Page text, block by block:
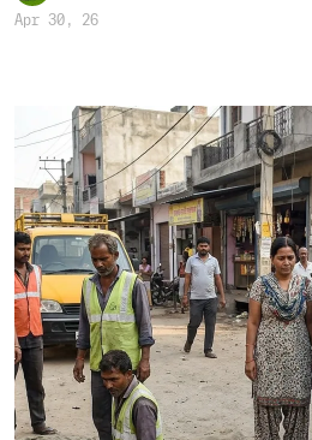
Apr 30, 26